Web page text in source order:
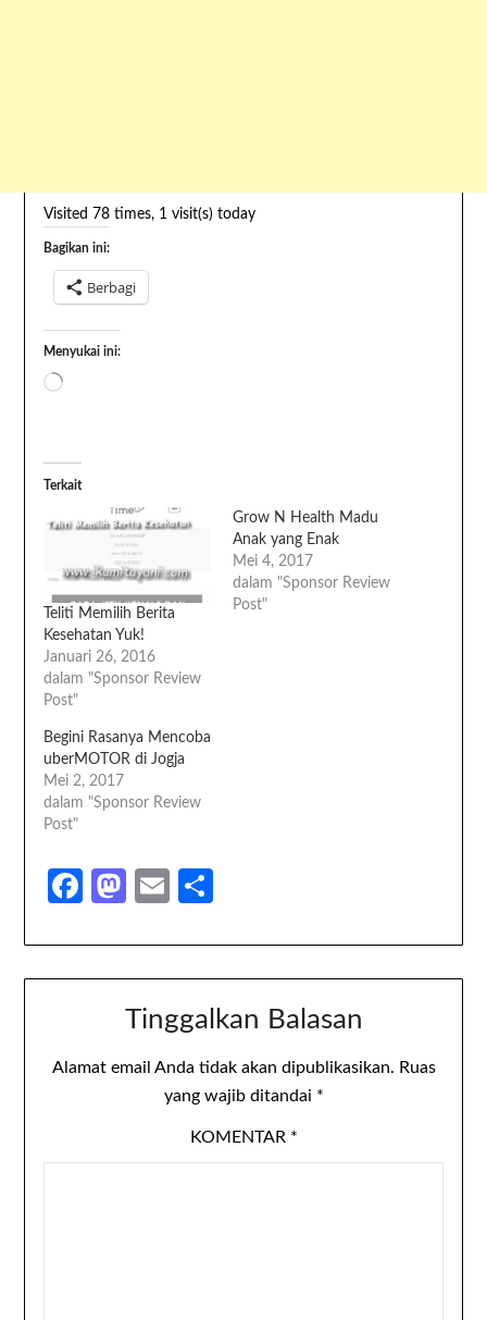
Visited 78 times, 1 visit(s) today
Bagikan ini:
Berbagi
Menyukai ini:
Terkait
Teliti Memilih Berita
Kesehatan Yuk!
Januari 26, 2016
dalam "Sponsor Review
Post"
Grow N Health Madu
Anak yang Enak
Mei 4, 2017
dalam "Sponsor Review
Post"
Begini Rasanya Mencoba
uberMOTOR di Jogja
Mei 2, 2017
dalam "Sponsor Review
Post"
Facebook
Mastodon
Email
Tinggalkan Balasan
Alamat email Anda tidak akan dipublikasikan. Ruas
yang wajib ditandai *
KOMENTAR *